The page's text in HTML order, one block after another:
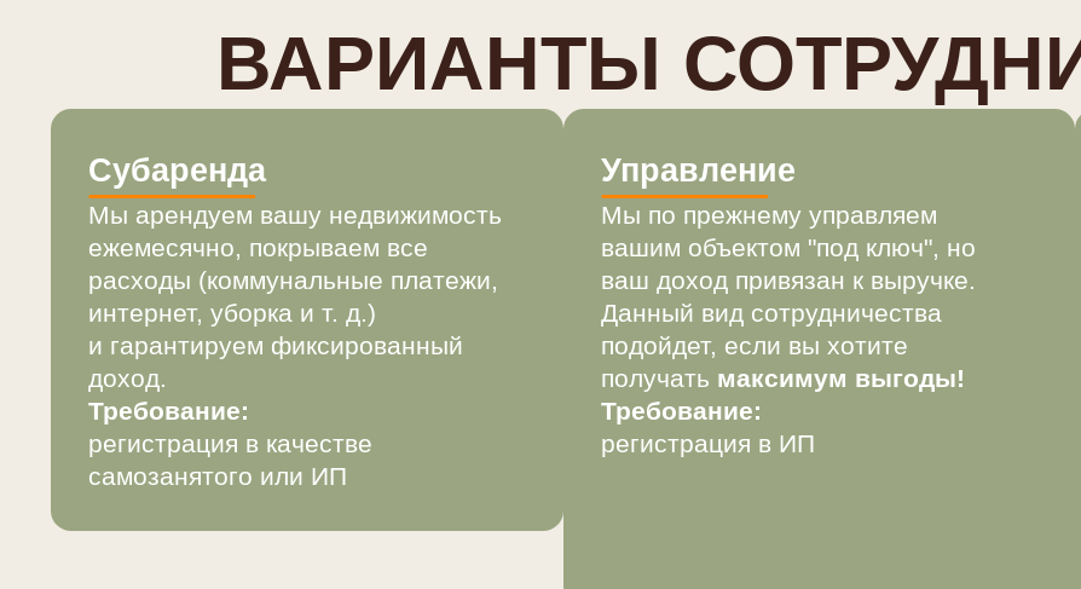
Субаренда
ежемесячно, покрываем все
расходы (коммунальные платежи,
интернет, уборка и т. д.)
и гарантируем фиксированный
доход.
Требование:
регистрация в качестве
самозанятого или ИП
Управление
вашим объектом "под ключ", но
ваш доход привязан к выручке.
Данный вид сотрудничества
подойдет, если вы хотите
получатьмаксимум выгоды!
Требование:
регистрация в ИП